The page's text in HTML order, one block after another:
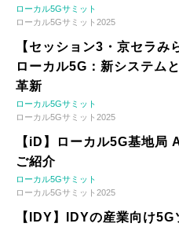
ローカル5Gサミット
ローカル5Gサミット2025
【セッション3・京セラ
ローカル5G：新システム
革新
ローカル5Gサミット
ローカル5Gサミット2025
【iD】ローカル5G基地
ご紹介
ローカル5Gサミット
ローカル5Gサミット2025
【IDY】IDYの産業向け